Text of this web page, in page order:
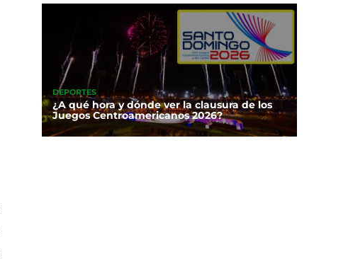
DEPORTES
¿A qué hora y dónde ver la clausura de los
Juegos Centroamericanos 2026?